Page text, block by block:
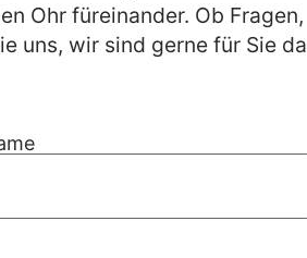
Ohr füreinander. Ob Fragen,
uns, wir sind gerne für Sie da